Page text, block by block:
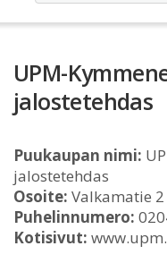
UPM-
jalostetehdas
Puukaupan nimi:
jalostetehdas
Osoite: Valkamatie
Puhelinnumero:
Kotisivut: